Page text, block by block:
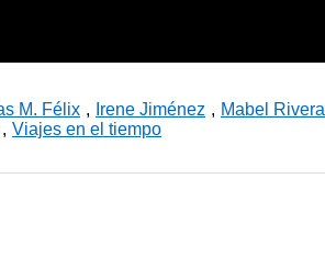
M. Félix , Irene Jiménez , Mabel Riveral
, Viajes en el tiempo